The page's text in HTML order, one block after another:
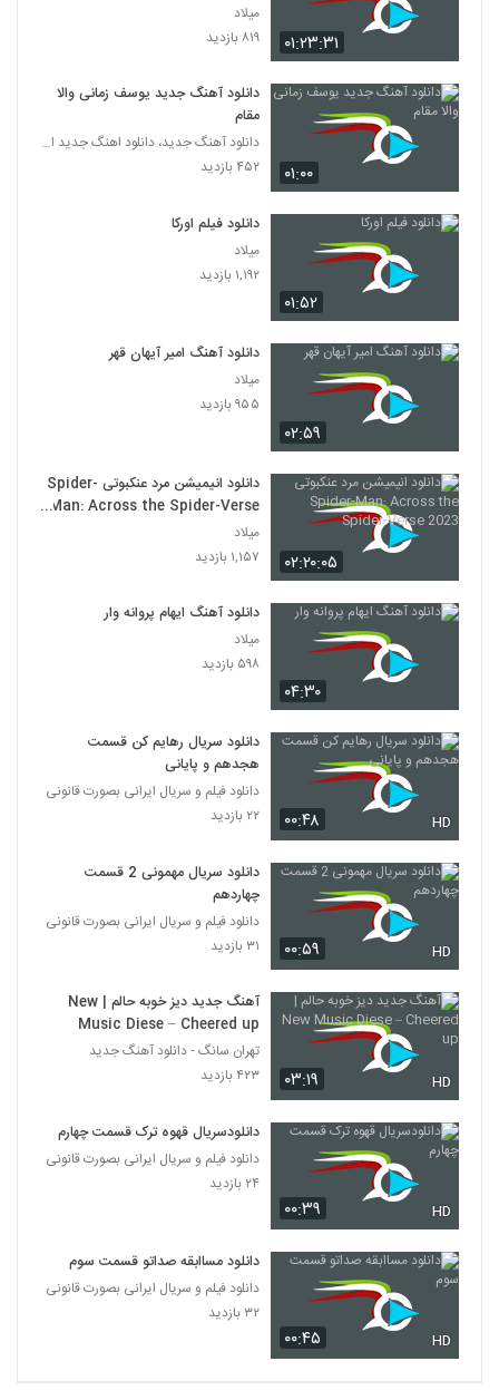
۰۱:۲۳:۳۱
میلاد
۸۱۹ بازدید
۰۱:۰۰
دانلود آهنگ جدید یوسف زمانی والا
مقام
دانلود آهنگ جدید، دانلود اهنگ جدید ایرانی
۴۵۲ بازدید
۰۱:۵۲
دانلود فیلم اورکا
میلاد
۱,۱۹۲ بازدید
۰۲:۵۹
دانلود آهنگ امیر آیهان قهر
میلاد
۹۵۵ بازدید
۰۲:۲۰:۰۵
دانلود انیمیشن مرد عنکبوتی Spider-
Man: Across the Spider-Verse
2023
میلاد
۱,۱۵۷ بازدید
۰۴:۳۰
دانلود آهنگ ایهام پروانه وار
میلاد
۵۹۸ بازدید
۰۰:۴۸ HD
دانلود سریال رهایم کن قسمت
هجدهم و پایانی
دانلود فیلم و سریال ایرانی بصورت قانونی
۲۲ بازدید
۰۰:۵۹ HD
دانلود سریال مهمونی 2 قسمت
چهاردهم
دانلود فیلم و سریال ایرانی بصورت قانونی
۳۱ بازدید
۰۳:۱۹ HD
آهنگ جدید دیز خوبه حالم | New
Music Diese – Cheered up
تهران سانگ - دانلود آهنگ جدید
۴۲۳ بازدید
۰۰:۳۹ HD
دانلودسریال قهوه ترک قسمت چهارم
دانلود فیلم و سریال ایرانی بصورت قانونی
۲۴ بازدید
۰۰:۴۵ HD
دانلود مساابقه صداتو قسمت سوم
دانلود فیلم و سریال ایرانی بصورت قانونی
۳۲ بازدید